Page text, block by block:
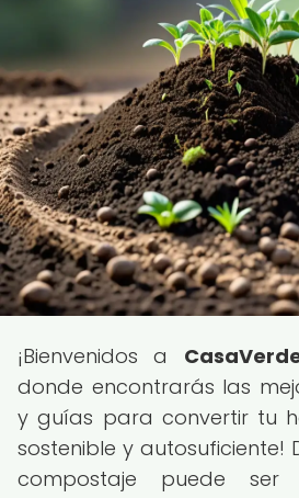
¡Bienvenidos a
donde encontrarás las
y guías para convertir tu
sostenible y autosuficiente!
compostaje puede